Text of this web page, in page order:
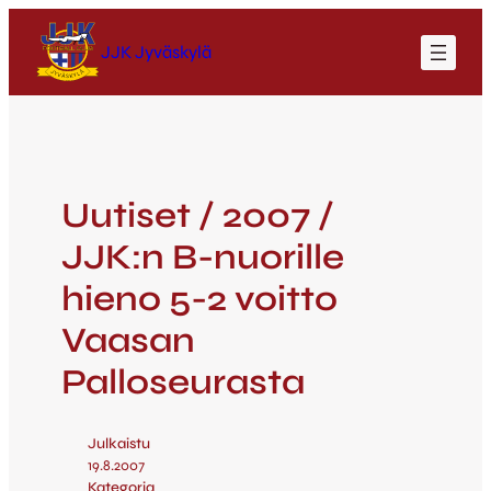
JJK Jyväskylä
Uutiset / 2007 /
JJK:n B-nuorille
hieno 5-2 voitto
Vaasan
Palloseurasta
Julkaistu
19.8.2007
Kategoria